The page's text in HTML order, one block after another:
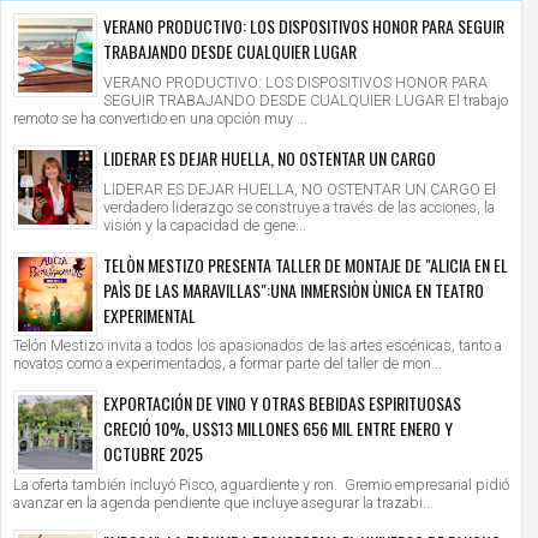
VERANO PRODUCTIVO: LOS DISPOSITIVOS HONOR PARA SEGUIR
TRABAJANDO DESDE CUALQUIER LUGAR
VERANO PRODUCTIVO: LOS DISPOSITIVOS HONOR PARA
SEGUIR TRABAJANDO DESDE CUALQUIER LUGAR El trabajo
remoto se ha convertido en una opción muy ...
LIDERAR ES DEJAR HUELLA, NO OSTENTAR UN CARGO
LIDERAR ES DEJAR HUELLA, NO OSTENTAR UN CARGO El
verdadero liderazgo se construye a través de las acciones, la
visión y la capacidad de gene...
TELÒN MESTIZO PRESENTA TALLER DE MONTAJE DE "ALICIA EN EL
PAÌS DE LAS MARAVILLAS":UNA INMERSIÒN ÙNICA EN TEATRO
EXPERIMENTAL
Telón Mestizo invita a todos los apasionados de las artes escénicas, tanto a
novatos como a experimentados, a formar parte del taller de mon...
EXPORTACIÓN DE VINO Y OTRAS BEBIDAS ESPIRITUOSAS
CRECIÓ 10%, US$13 MILLONES 656 MIL ENTRE ENERO Y
OCTUBRE 2025
La oferta también incluyó Pisco, aguardiente y ron. Gremio empresarial pidió
avanzar en la agenda pendiente que incluye asegurar la trazabi...